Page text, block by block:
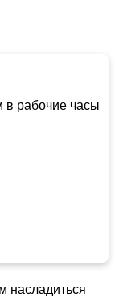
в рабочие часы
насладиться